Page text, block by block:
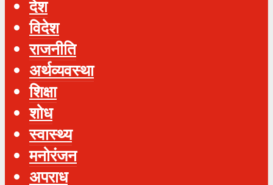
देश
विदेश
राजनीति
अर्थव्यवस्था
शिक्षा
शोध
स्‍वास्‍थ्‍य
मनोरंजन
अपराध